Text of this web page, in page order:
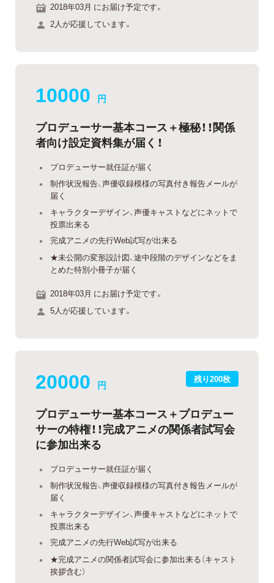
2018年03月 にお届け予定です。
2人が応援しています。
10000 円
プロデューサー基本コース＋極秘！！関係
者向け設定資料集が届く！
プロデューサー就任証が届く
制作状況報告、声優収録模様の写真付き報告メールが
届く
キャラクターデザイン、声優キャストなどにネットで
投票出来る
完成アニメの先行Web試写が出来る
★未公開の変形設計図、途中段階のデザインなどをま
とめた特別小冊子が届く
2018年03月 にお届け予定です。
5人が応援しています。
残り200枚
20000 円
プロデューサー基本コース＋プロデュー
サーの特権！！完成アニメの関係者試写会
に参加出来る
プロデューサー就任証が届く
制作状況報告、声優収録模様の写真付き報告メールが
届く
キャラクターデザイン、声優キャストなどにネットで
投票出来る
完成アニメの先行Web試写が出来る
★完成アニメの関係者試写会に参加出来る（キャスト
挨拶含む）